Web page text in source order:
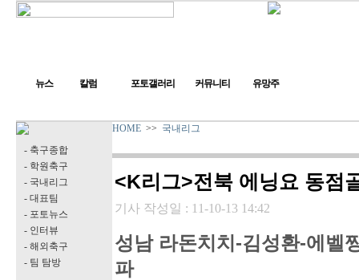
뉴스 칼럼 포토갤러리 커뮤니티 유망주
- 축구종합
- 학원축구
- 국내리그
- 대표팀
- 포토뉴스
- 인터뷰
- 해외축구
- 팀 탐방
HOME >> 국내리그
<K리그>전북 에닝요 동점
기사 작성일 : 11-10-13 14:42
성남 라돈치치-김성환-에벨
파